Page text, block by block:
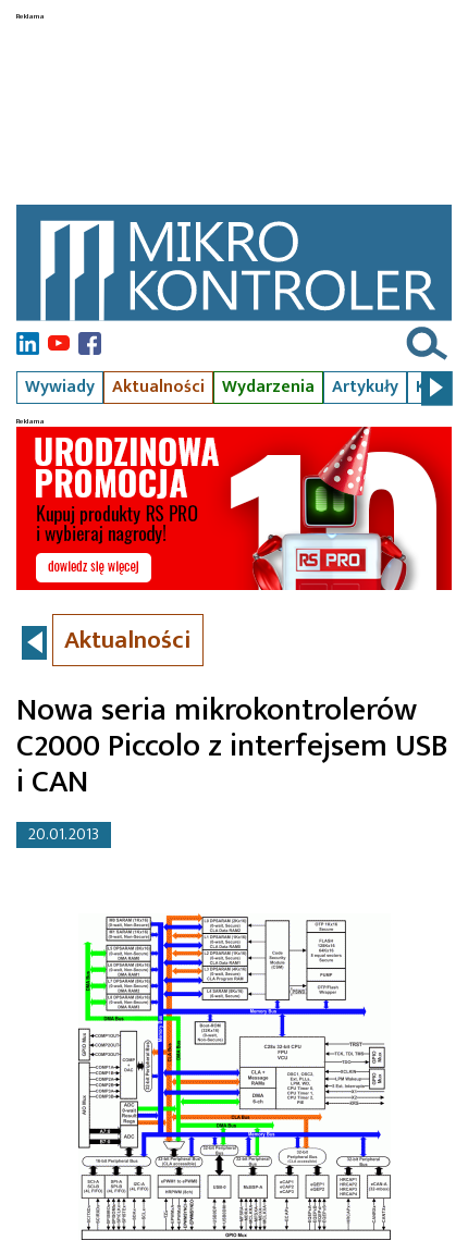
Wywiady Aktualności Wydarzenia Artykuły Kursy
Aktualności
Nowa seria mikrokontrolerów
C2000 Piccolo z interfejsem USB
i CAN
20.01.2013